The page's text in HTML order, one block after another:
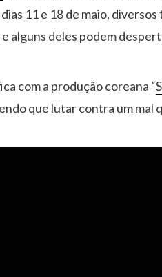
11 e 18 de maio,
alguns deles podem
com a produção coreana “
que lutar contra um mal